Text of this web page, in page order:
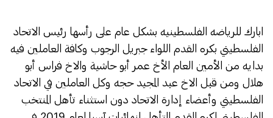
ابارك للرياضه الفلسطينيه بشكل عام على رأسها رئيس الاتحاد
الفلسطيني بكره القدم اللواء جبريل الرجوب وكافة العاملين فيه
بدايه من الأمين العام الأخ عمر أبو حاشية والاخ فراس أبو
هلال ومن قبل الاخ عبد المجيد حجه وكل العاملين في الاتحاد
الفلسطيني وأعضاء إدارة الاتحاد دون استثناء تأهل المنتخب